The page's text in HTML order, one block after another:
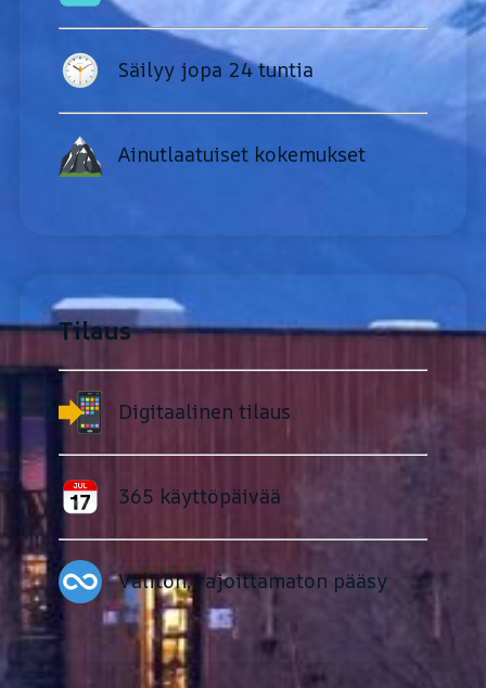
Säilyy jopa 24 tuntia
Ainutlaatuiset kokemukset
Tilaus
Digitaalinen tilaus
365 käyttöpäivää
Välitön, rajoittamaton pääsy